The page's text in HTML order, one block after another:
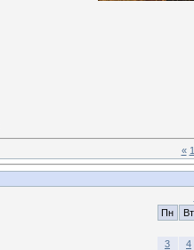
« 1
Пн
Вт
3
4